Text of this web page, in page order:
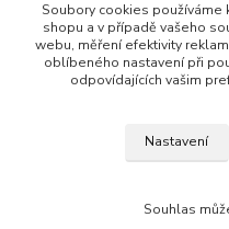
+420 602 223 614
info@zahradnictvipetro.cz
Soubory cookies používáme
shopu a v případě vašeho
webu, měření efektivity
oblíbeného nastavení při
odpovídajících vašim
Nastavení
Souhlas